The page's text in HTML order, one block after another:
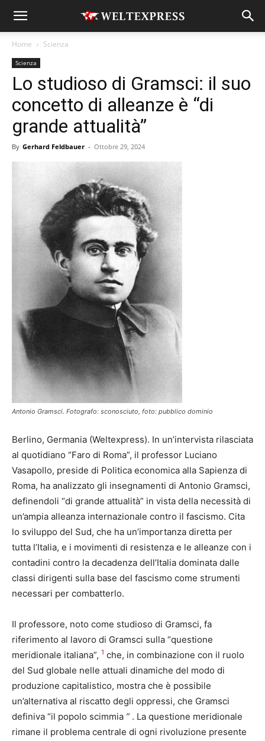
Home Scienza
Scienza
Lo studioso di Gramsci: il suo
concetto di alleanze è “di
grande attualità”
By Gerhard Feldbauer - Ottobre 29, 2024
Antonio Gramsci. Fotografo: sconosciuto, foto: pubblico dominio
Berlino, Germania (Weltexpress). In un’intervista rilasciata
al quotidiano “Faro di Roma”, il professor Luciano
Vasapollo, preside di Politica economica alla Sapienza di
Roma, ha analizzato gli insegnamenti di Antonio Gramsci,
definendoli “di grande attualità” in vista della necessità di
un’ampia alleanza internazionale contro il fascismo. Cita
lo sviluppo del Sud, che ha un’importanza diretta per
tutta l’Italia, e i movimenti di resistenza e le alleanze con i
contadini contro la decadenza dell’Italia dominata dalle
classi dirigenti sulla base del fascismo come strumenti
necessari per combatterlo.
Il professore, noto come studioso di Gramsci, fa
riferimento al lavoro di Gramsci sulla “questione
meridionale italiana”, 1 che, in combinazione con il ruolo
del Sud globale nelle attuali dinamiche del modo di
produzione capitalistico, mostra che è possibile
un’alternativa al riscatto degli oppressi, che Gramsci
definiva “il popolo scimmia ” . La questione meridionale
rimane il problema centrale di ogni rivoluzione presente